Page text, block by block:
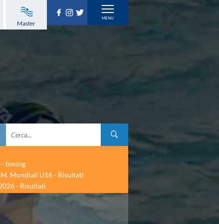
Master
- timing
Mondiali U16 - Risultati
- Risultati